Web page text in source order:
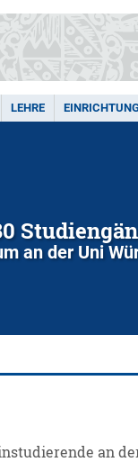
LEHRE
an der Uni
an